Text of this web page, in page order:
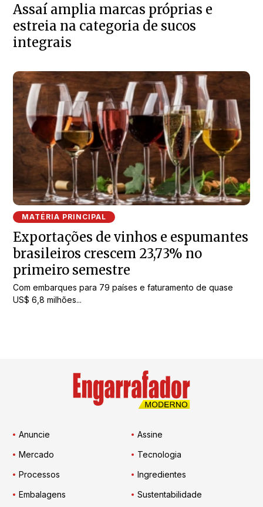
Assaí amplia marcas próprias e
estreia na categoria de sucos
integrais
MATÉRIA PRINCIPAL
Exportações de vinhos e espumantes
brasileiros crescem 23,73% no
primeiro semestre
Com embarques para 79 países e faturamento de quase
US$ 6,8 milhões...
Anuncie
Assine
Mercado
Tecnologia
Processos
Ingredientes
Embalagens
Sustentabilidade